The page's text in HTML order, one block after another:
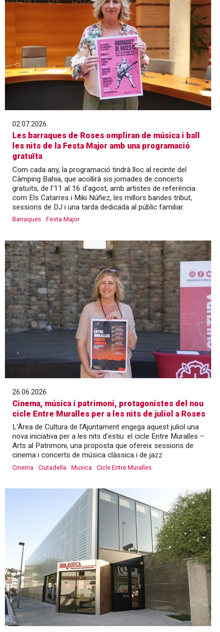
02.07.2026
Les barraques de Roses ompliran de música i ball
les nits de la Festa Major amb una programació
gratuïta
Com cada any, la programació tindrà lloc al recinte del
Càmping Bahia, que acollirà sis jornades de concerts
gratuïts, de l’11 al 16 d'agost, amb artistes de referència
com Els Catarres i Miki Núñez, les millors bandes tribut,
sessions de DJ i una tarda dedicada al públic familiar.
Barraques Festa Major
26.06.2026
Cinema, música i patrimoni, protagonistes del nou
cicle Entre Muralles per a les nits de juliol a Roses
L’Àrea de Cultura de l’Ajuntament engega aquest juliol una
nova iniciativa per a les nits d’estiu: el cicle Entre Muralles –
Arts al Patrimoni, una proposta que ofereix sessions de
cinema i concerts de música clàssica i de jazz
Cinema Ciutadella Musica Cicle Entre Muralles